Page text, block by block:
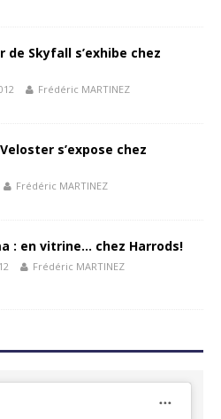
de Skyfall s’exhibe chez
Frédéric MARTINEZ
s’expose chez
Frédéric MARTINEZ
: en vitrine… chez Harrods!
Frédéric MARTINEZ